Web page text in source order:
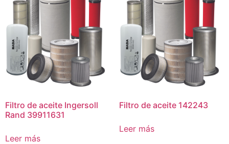
Filtro de aceite Ingersoll
Rand 39911631
Leer más
Filtro de aceite 142243
Leer más